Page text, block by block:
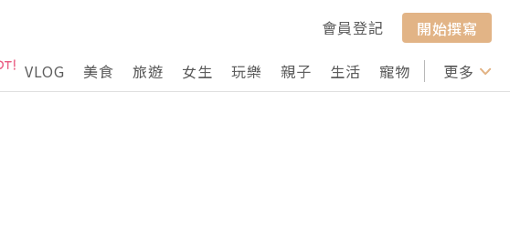
會員登記
開始撰寫
VLOG 美食 旅遊 女生 玩樂 親子 生活 寵物 行山 打卡
更多